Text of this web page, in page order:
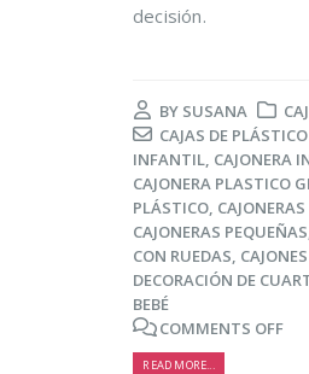
decisión.
BY SUSANA
CAJAS DE
INFANTIL, CAJONERA
CAJONERA PLASTICO
PLÁSTICO,
CAJONERAS PEQUEÑAS
CON RUEDAS,
DECORACIÓN DE
BEBÉ
COMMENTS OFF
READ MORE...
Trucos para alargar la
5 razones de peso por
las que merece la
pena reciclar
16